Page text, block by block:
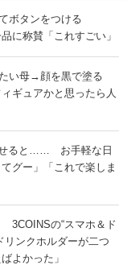
ボタンをつける
称賛「これすごい」
い母→顔を黒で塗る
ュアかと思ったら人
せると…… お手軽な日
グー」「これで楽しま
3COINSの“スマホ＆ド
ンクホルダーが二つ
よかった」